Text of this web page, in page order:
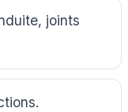
joints